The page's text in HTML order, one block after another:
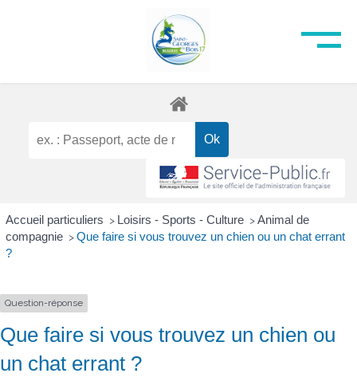
Accueil particuliers > Loisirs - Sports - Culture > Animal de
compagnie > Que faire si vous trouvez un chien ou un chat errant
?
Question-réponse
Que faire si vous trouvez un chien ou
un chat errant ?